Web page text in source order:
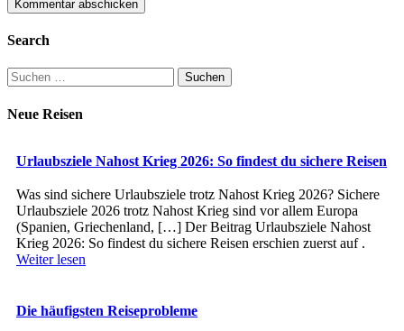
Search
Suchen
nach:
Neue Reisen
Urlaubsziele Nahost Krieg 2026: So findest du sichere Reisen
Was sind sichere Urlaubsziele trotz Nahost Krieg 2026? Sichere
Urlaubsziele 2026 trotz Nahost Krieg sind vor allem Europa
(Spanien, Griechenland, […] Der Beitrag Urlaubsziele Nahost
Krieg 2026: So findest du sichere Reisen erschien zuerst auf .
Weiter lesen
Die häufigsten Reiseprobleme